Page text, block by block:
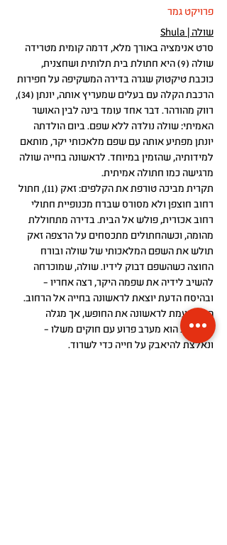
פרויקט גמר
שולה | Shula
סרט אנימציה באורך מלא, דרמה קומית מטרידה
שולה (9) היא חתולת בית תלותית ושחצנית,
כוכבת טיקטוק שגרה בדירה המשקיפה על חפירות
הרכבת הקלה עם בעלים שמעריץ אותה, יונתן (34),
רווק מהורהר. דבר אחד עומד בינה לבין האושר
האמיתי: שולה נולדה ללא שפם. ביום הולדתה
יונתן מפתיע אותה עם שפם מלאכותי יקר, מותאם
למידותיה, שהזמין במיוחד. לראשונה בחייה שולה
מרגישה כמו חתולה אמיתית.
תקרית מביכה טורפת את הקלפים: זאק (11), חתול
רחוב חוצפן ולא מסורס שברח מכנופיית חתולי
רחוב אכזרית, פולש אל הבית. בדירה מתחוללת
מהומה, וכשהחתולים מתכסחים על הרצפה זאק
תולש את השפם המלאכותי של שולה ובורח
החוצה כשהשפם דבוק לידיו. שולה, שמוכרחה
להשיב לידיה את שפמה היקר, רצה אחריו –
ובהיסח הדעת יוצאת לראשונה בחייה אל הרחוב.
היא טועמת לראשונה את החופש, אך מגלה
שהרחוב הוא מערב פרוע עם חוקים משלו –
ונאלצת להיאבק על חייה כדי לשרוד.